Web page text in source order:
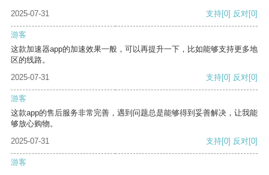
2025-07-31
支持[0] 反对[0]
游客
这款加速器app的加速效果一般，可以再提升一下，比如能够支持更多地
区的线路。
2025-07-31
支持[0] 反对[0]
游客
这款app的售后服务非常完善，遇到问题总是能够得到妥善解决，让我能
够放心购物。
2025-07-31
支持[0] 反对[0]
游客